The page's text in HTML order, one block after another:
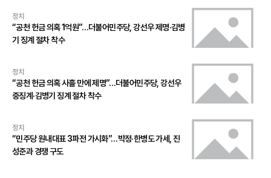
정치
“공천 헌금 의혹 1억원”…더불어민주당, 강선우 제명·김병
기 징계 절차 착수
정치
“공천 헌금 의혹 사흘 만에 제명”…더불어민주당, 강선우
중징계·김병기 징계 절차 착수
정치
“민주당 원내대표 3파전 가시화”…박정·한병도 가세, 진
성준과 경쟁 구도